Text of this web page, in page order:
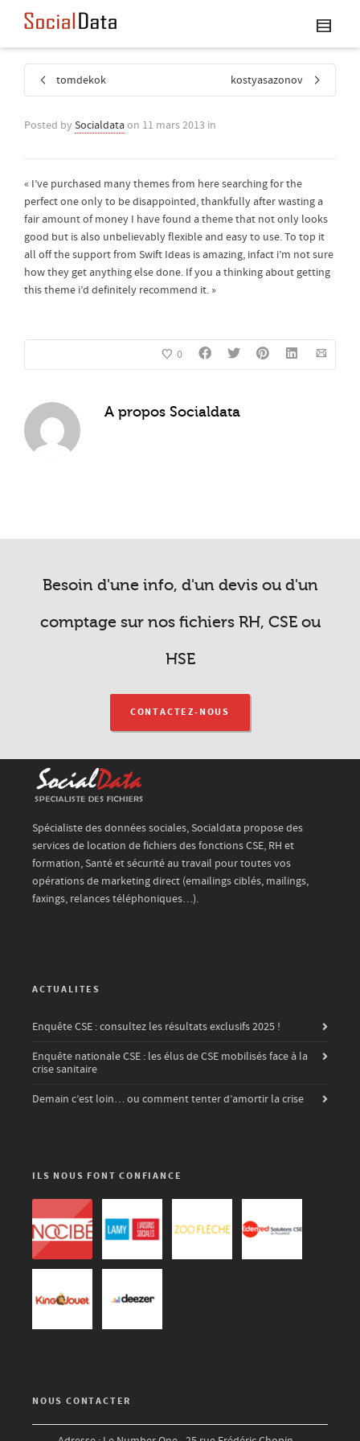
tomdekok kostyasazonov
Posted by Socialdataon 11 mars 2013 in
« I’ve purchased many themes from here searching for the
perfect one only to be disappointed, thankfully after wasting a
fair amount of money I have found a theme that not only looks
good but is also unbelievably flexible and easy to use. To top it
all off the support from Swift Ideas is amazing, infact i’m not sure
how they get anything else done. If you a thinking about getting
this theme i’d definitely recommend it. »
0
A propos Socialdata
Besoin d'une info, d'un devis ou d'un
comptage sur nos fichiers RH, CSE ou
HSE
CONTACTEZ-NOUS
Spécialiste des données sociales, Socialdata propose des
services de location de fichiers des fonctions CSE, RH et
formation, Santé et sécurité au travail pour toutes vos
opérations de marketing direct (emailings ciblés, mailings,
faxings, relances téléphoniques…).
ACTUALITES
Enquête CSE : consultez les résultats exclusifs 2025 !
Enquête nationale CSE : les élus de CSE mobilisés face à la
crise sanitaire
Demain c’est loin… ou comment tenter d’amortir la crise
ILS NOUS FONT CONFIANCE
NOUS CONTACTER